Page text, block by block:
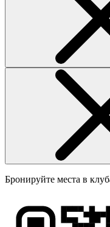
Бронируйте места в